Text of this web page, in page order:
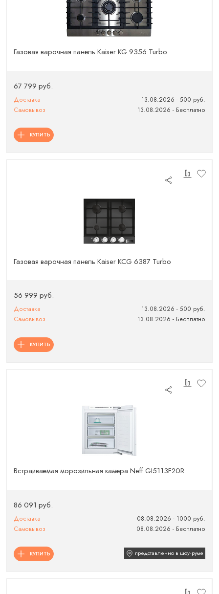
Газовая варочная панель Kaiser KG 9356 Turbo
67 799 руб.
Доставка
13.08.2026 - 500 руб.
Самовывоз
13.08.2026 - Бесплатно
КУПИТЬ
Газовая варочная панель Kaiser KCG 6387 Turbo
56 999 руб.
Доставка
13.08.2026 - 500 руб.
Самовывоз
13.08.2026 - Бесплатно
КУПИТЬ
Встраиваемая морозильная камера Neff GI5113F20R
86 091 руб.
Доставка
08.08.2026 - 1000 руб.
Самовывоз
08.08.2026 - Бесплатно
КУПИТЬ представленно в шоу‑руме